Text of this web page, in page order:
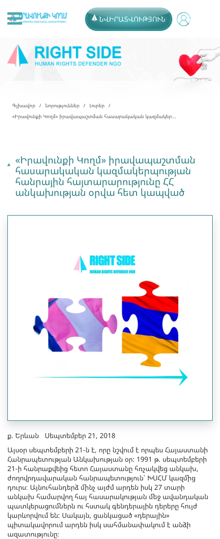
ՆՎԻՐԱՏՎՈՒԹՅՈՒՆ
Գլխավոր Նորություններ
Լուրեր
«Իրավունքի Կողմ» իրավապաշտման հասարակական կազմակեր...
«Իրավունքի Կողմ» իրավապաշտման
հասարակական կազմակերպության
հանրային հայտարարությունը ՀՀ
անկախության օրվա հետ կապված
ք. Երևան Սեպտեմբեր 21, 2018
Այսօր սեպտեմբերի 21-ն է, որը նշվում է որպես Հայաստանի
Հանրապետության Անկախության օր: 1991 թ. սեպտեմբերի
21-ի հանրաքվեից հետո Հայաստանը հռչակվեց անկախ,
ժողովրդավարական հանրապետություն` ԽՍՀՄ կազմից
դուրս։ Այնուհանդերձ մինչ այժմ արդեն իսկ 27 տարի
անկախ համարվող հայ հասարակության մեջ ավանդական
պատկերացումներն ու հստակ գենդերային դերերը հույժ
կարևորվում են: Սակայն, ցանկացած «դերային»
պիտակավորում արդեն իսկ սահմանափակում է անձի
ազատությունը։